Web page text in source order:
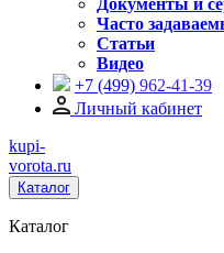
Документы и
Часто
Статьи
Видео
+7 (499) 962-41-39
Личный кабинет
kupi-
vorota.ru
Каталог
Каталог